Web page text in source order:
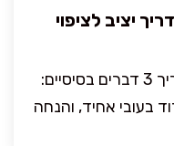
יציב לציפוי
כדי לעבוד נכון עם בצק סוכר צריך 3 דברים בסיסיים:
בעובי אחיד, והנחה